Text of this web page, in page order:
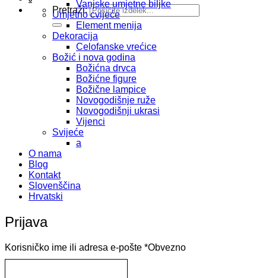
Pretraži:
Vanjske umjetne biljke
Umjetno cvijeće
Element menija
Dekoracija
Celofanske vrećice
Božić i nova godina
Božićna drvca
Božićne figure
Božične lampice
Novogodišnje ruže
Novogodišnji ukrasi
Vijenci
Svijeće
a
O nama
Blog
Kontakt
Slovenščina
Hrvatski
Prijava
Korisničko ime ili adresa e-pošte *Obvezno